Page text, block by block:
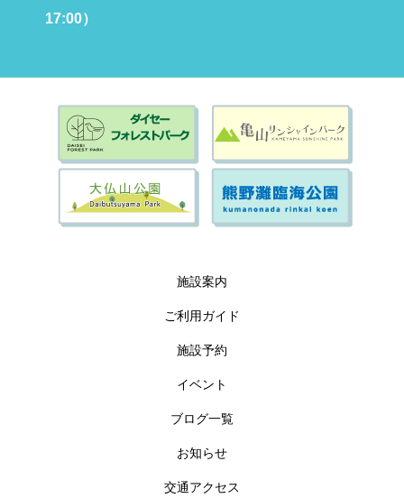
17:00）
施設案内
ご利用ガイド
施設予約
イベント
ブログ一覧
お知らせ
交通アクセス